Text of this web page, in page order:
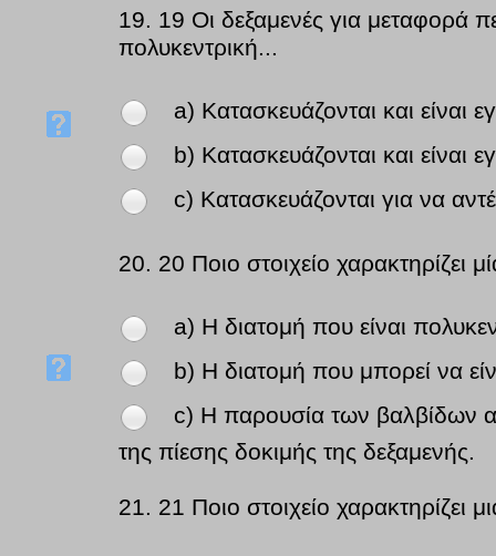
19. 19 Οι δεξαμενές για μεταφορά
πολυκεντρική...
a) Κατασκευάζονται και είναι
b) Κατασκευάζονται και είναι
c) Κατασκευάζονται για να
20. 20 Ποιο στοιχείο χαρακτηρίζει
a) Η διατομή που είναι
b) Η διατομή που μπορεί να
c) Η παρουσία των βαλβίδων
της πίεσης δοκιμής της δεξαμενής.
21. 21 Ποιο στοιχείο χαρακτηρίζει